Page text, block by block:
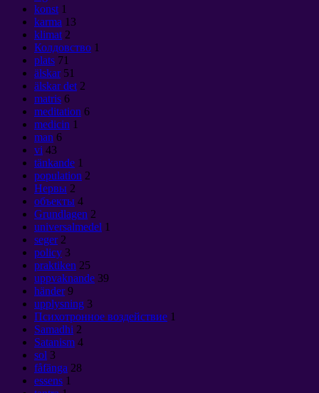
konst 1
karma 13
klimat 2
Колдовство 1
plats 71
älskar 51
älskar det 2
matris 6
meditation 6
medicin 1
man 6
vi 43
tänkande 1
population 2
Нервы 2
объекты 4
Grundlagen 2
universalmedel 1
seger 2
policy 3
praktiken 25
uppvaknande 39
händer 9
upplysning 3
Психотронное воздействие 1
Samadhi 2
Satanism 4
sol 3
fåfänga 28
essens 1